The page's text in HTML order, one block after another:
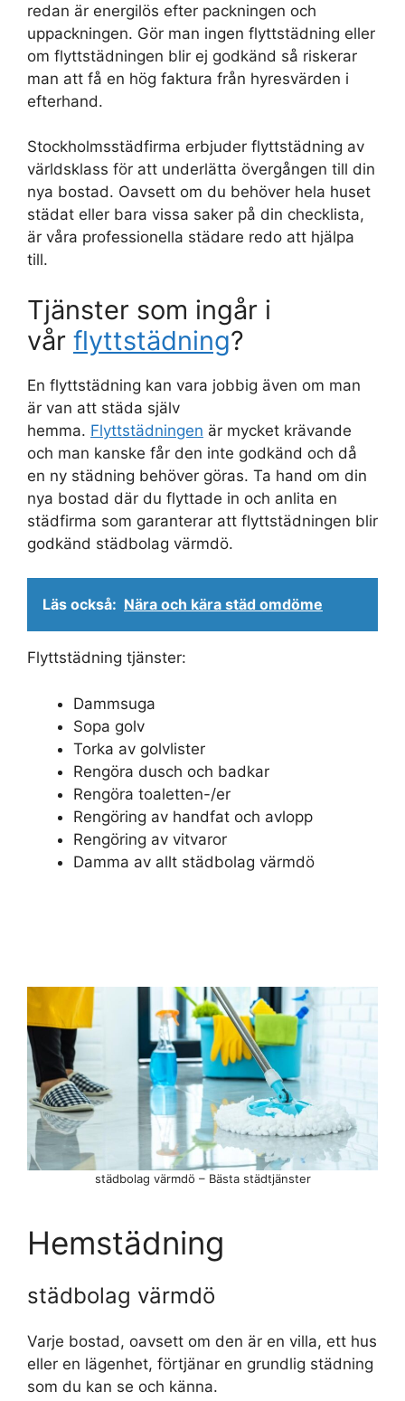
redan är energilös efter packningen och
uppackningen. Gör man ingen flyttstädning eller
om flyttstädningen blir ej godkänd så riskerar
man att få en hög faktura från hyresvärden i
efterhand.
Stockholmsstädfirma erbjuder flyttstädning av
världsklass för att underlätta övergången till din
nya bostad. Oavsett om du behöver hela huset
städat eller bara vissa saker på din checklista,
är våra professionella städare redo att hjälpa
till.
Tjänster som ingår i
vår flyttstädning?
En flyttstädning kan vara jobbig även om man
är van att städa själv
hemma. Flyttstädningen är mycket krävande
och man kanske får den inte godkänd och då
en ny städning behöver göras. Ta hand om din
nya bostad där du flyttade in och anlita en
städfirma som garanterar att flyttstädningen blir
godkänd städbolag värmdö.
Läs också: Nära och kära städ omdöme
Flyttstädning tjänster:
Dammsuga
Sopa golv
Torka av golvlister
Rengöra dusch och badkar
Rengöra toaletten-/er
Rengöring av handfat och avlopp
Rengöring av vitvaror
Damma av allt städbolag värmdö
städbolag värmdö – Bästa städtjänster
Hemstädning
städbolag värmdö
Varje bostad, oavsett om den är en villa, ett hus
eller en lägenhet, förtjänar en grundlig städning
som du kan se och känna.